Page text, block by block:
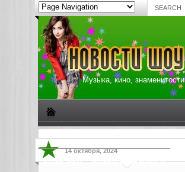
Музыка, кино, знаменитости
Жизнь звезд Музыкальные новости
14 октября, 2024